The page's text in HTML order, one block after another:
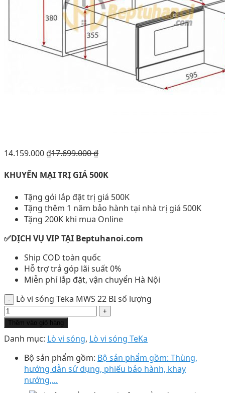
14.159.000 ₫17.699.000₫
KHUYẾN MẠI TRỊ GIÁ 500K
Tặng gói lắp đặt trị giá 500K
Tặng thêm 1 năm bảo hành tại nhà trị giá 500K
Tặng 200K khi mua Online
✅DỊCH VỤ VIP TẠI Beptuhanoi.com
Ship COD toàn quốc
Hỗ trợ trả góp lãi suất 0%
Miễn phí lắp đặt, vận chuyển Hà Nội
Lò vi sóng Teka MWS 22 BI số lượng
Thêm vào giỏ hàng
Danh mục: Lò vi sóng, Lò vi sóng TeKa
Bộ sản phẩm gồm: Bộ sản phẩm gồm: Thùng,
hướng dẫn sử dụng, phiếu bảo hành, khay
nướng,...